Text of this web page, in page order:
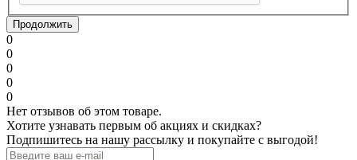
Продолжить
0
0
0
0
0
Нет отзывов об этом товаре.
Хотите узнавать первым об акциях и скидках?
Подпишитесь на нашу рассылку и покупайте с выгодой!